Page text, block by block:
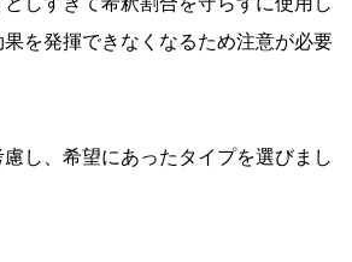
を発揮できなくなるため注意が必要
し、希望にあったタイプを選びまし